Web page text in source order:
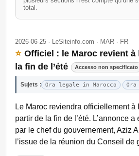
total.
2026-06-25 · LeSiteinfo.com · MAR · FR
⭐ Officiel : le Maroc revient à
la fin de l’été
Accesso non specificato
Sujets : Ora legale in Marocco
Le Maroc reviendra officiellement à
partir de la fin de l’été. L’annonce
par le chef du gouvernement, Aziz
l’issue de la réunion du Conseil de